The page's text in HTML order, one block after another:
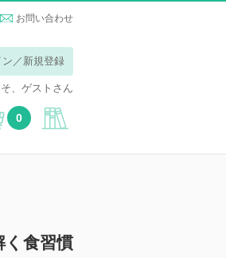
お問い合わせ
ン／新規登録
、ゲストさん
0
食習慣